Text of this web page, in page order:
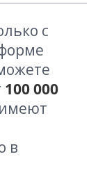
с
100 000
в